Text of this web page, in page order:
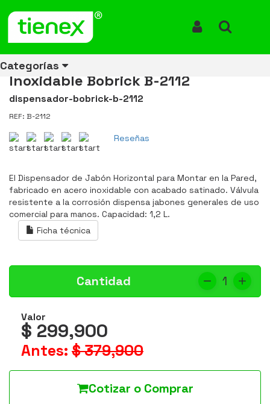
Categorías
Dispensador de Jabón Liquido para Montar en la pared Acero
Inoxidable Bobrick B-2112
Dispensador de Jabón Liquido
para Montar en la pared Acero
Inoxidable Bobrick B-2112
dispensador-bobrick-b-2112
REF: B-2112
Reseñas
El Dispensador de Jabón Horizontal para Montar en la Pared,
fabricado en acero inoxidable con acabado satinado. Válvula
resistente a la corrosión dispensa jabones generales de uso
comercial para manos. Capacidad: 1,2 L.
Ficha técnica
Cantidad 1
Valor
$ 299,900
Antes: $ 379,900
Cotizar o Comprar
Ver todos
los
productos
Ver todos
los
productos
DE
RECICLAJE
Ver todos
los
productos
Ver todos
los
productos
DE
LIMPIEZA
Ver todos
los
productos
DE
MATERIALES
Ver todos
los
productos
LIBRE
Ver todos
los
productos
PARA
BAÑOS